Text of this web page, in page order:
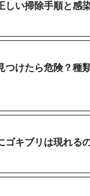
しい掃除手順と感
つけたら危険？種
ゴキブリは現れる